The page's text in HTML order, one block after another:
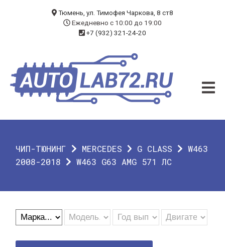
ЧИП-ТЮНИНГ
ДИАГНОСТИКА
О КОМПАНИИ
ГАРАНТИЯ
Тюмень, ул. Тимофея Чаркова, 8 ст8
Ежедневно с 10:00 до 19:00
+7 (932) 321-24-20
ЧИП-ТЮНИНГ MERCEDES G CLASS
W463
2008-2018
W463 G63 AMG 571 ЛС